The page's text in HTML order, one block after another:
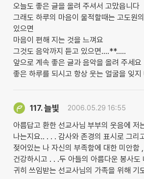
오늘도 좋은 글을 올려 주셔서 고맜읍니다
그래도 하루의 마음이 울적할때는 고도원
있으면
마음이 편해 지는 것을 느껴요
그것도 음악까지 듣고 있으면....**.....
앞으로 계속 좋은 글과 음악을 올려 주세요
좋은 하루를 되시고 항상 웃는 얼굴을 잊지
117.늘빛 2006.05.29 16:55
아름답고 환한 선교사님 부부의 웃음에 저
나는지요.. . . . 감사와 존경의 표시로 그리
젖어있는 나 자신의 부족함에 대한 미안함
건강하시고 . . .두 아들의 아름다운 봉사도
귀히 쓰임받는 선교사님의 가족을 위해 기